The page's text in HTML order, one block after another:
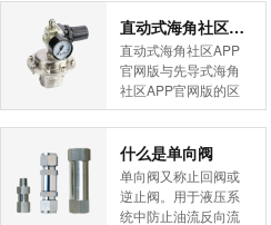
直动式海角社区APP官网版与先导式海角社区APP官网版的区别
直动式海角社区APP
官网版与先导式海角
社区APP官网版的区
别是什么？HJBA8海
角论坛海角社区APP
简版下载告诉您！先
导式海角社区APP官
网版是采用控制阀体
内的启闭件的开度来
什么是单向阀
单向阀又称止回阀或
逆止阀。用于液压系
统中防止油流反向流